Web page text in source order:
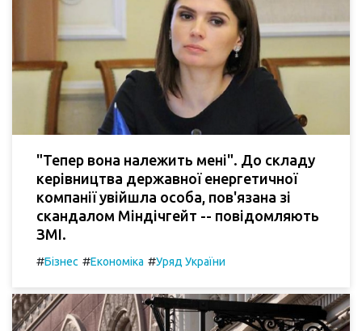
"Тепер вона належить мені". До складу
керівництва державної енергетичної
компанії увійшла особа, пов'язана зі
скандалом Міндічгейт -- повідомляють
ЗМІ.
#Бізнес #Економіка #Уряд України